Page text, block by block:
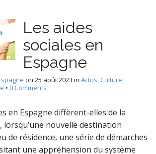
Les aides
sociales en
Espagne
on 25 août 2023 in Actus, Culture,
• 0 Comments
en Espagne diffèrent-elles de la
lorsqu’une nouvelle destination
de résidence, une série de démarches
une appréhension du système